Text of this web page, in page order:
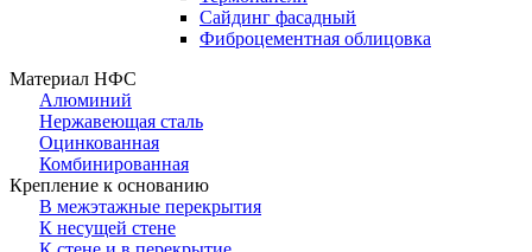
Сайдинг фасадный
Фиброцементная облицовка
Материал НФС
Алюминий
Нержавеющая сталь
Оцинкованная
Комбинированная
Крепление к основанию
В межэтажные перекрытия
К несущей стене